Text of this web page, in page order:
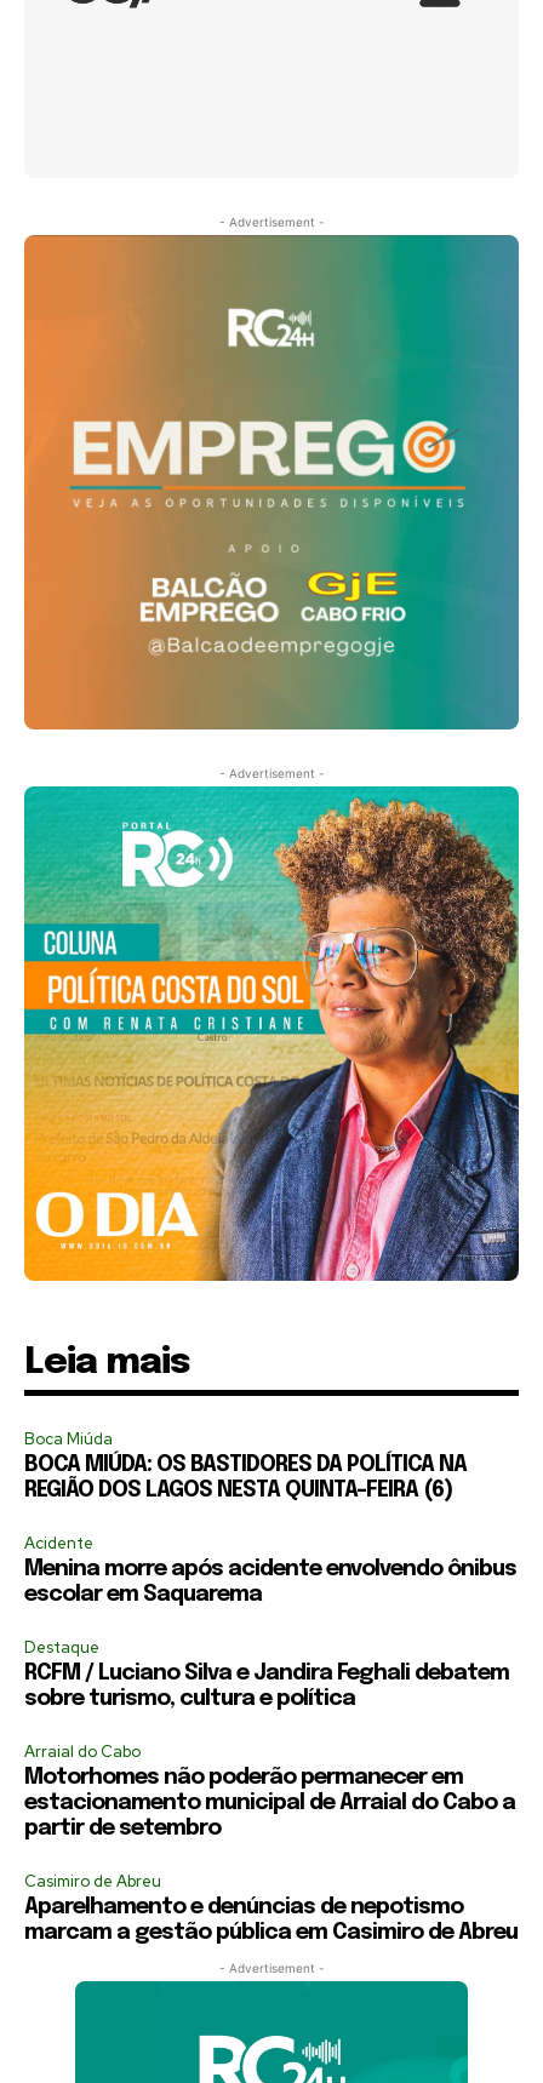
- Advertisement -
- Advertisement -
Leia mais
Boca Miúda
BOCA MIÚDA: OS BASTIDORES DA POLÍTICA NA
REGIÃO DOS LAGOS NESTA QUINTA-FEIRA (6)
Acidente
Menina morre após acidente envolvendo ônibus
escolar em Saquarema
Destaque
RCFM / Luciano Silva e Jandira Feghali debatem
sobre turismo, cultura e política
Arraial do Cabo
Motorhomes não poderão permanecer em
estacionamento municipal de Arraial do Cabo a
partir de setembro
Casimiro de Abreu
Aparelhamento e denúncias de nepotismo
marcam a gestão pública em Casimiro de Abreu
- Advertisement -